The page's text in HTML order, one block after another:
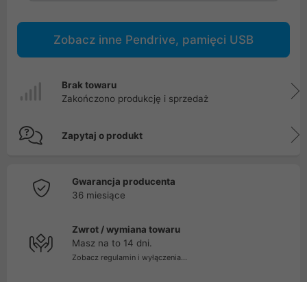
Zobacz inne Pendrive, pamięci USB
Brak towaru
Zakończono produkcję i sprzedaż
Zapytaj o produkt
Gwarancja producenta
36 miesiące
Zwrot / wymiana towaru
Masz na to 14 dni.
Zobacz regulamin i wyłączenia...